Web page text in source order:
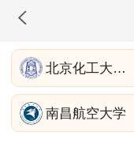
MBA工商管理
院校库 考试报名
考试真题
报考经验
北京化工大学经济管理学院
南昌航空大学